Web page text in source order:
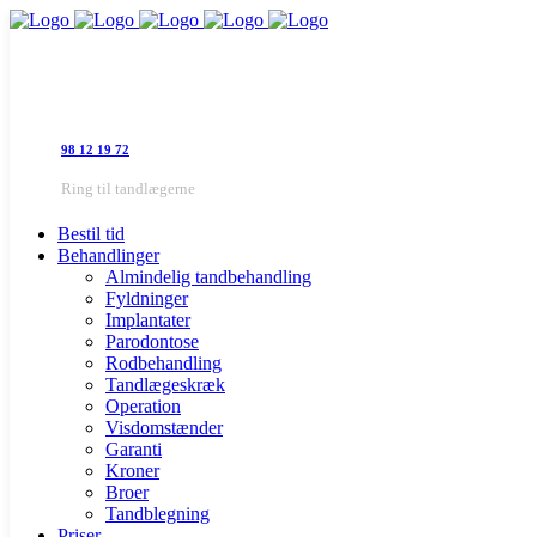
98 12 19 72
Ring til tandlægerne
Bestil tid
Behandlinger
Almindelig tandbehandling
Fyldninger
Implantater
Parodontose
Rodbehandling
Tandlægeskræk
Operation
Visdomstænder
Garanti
Kroner
Broer
Tandblegning